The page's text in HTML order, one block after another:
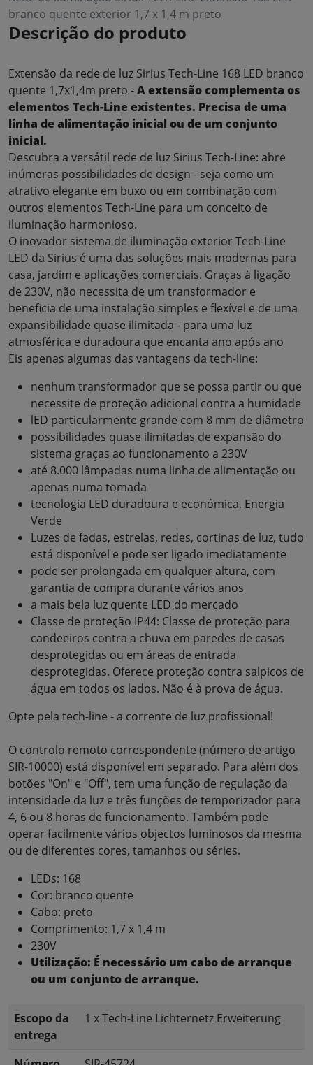
branco quente exterior 1,7 x 1,4 m preto
Descrição do produto
Extensão da rede de luz Sirius Tech-Line 168 LED branco
quente 1,7x1,4m preto -A extensão complementa os
elementos Tech-Line existentes. Precisa de uma
linha de alimentação inicial ou de um conjunto
inicial.
Descubra a versátil rede de luz Sirius Tech-Line: abre
inúmeras possibilidades de design - seja como um
atrativo elegante em buxo ou em combinação com
outros elementos Tech-Line para um conceito de
iluminação harmonioso.
O inovador sistema de iluminação exterior Tech-Line
LED da Sirius é uma das soluções mais modernas para
casa, jardim e aplicações comerciais. Graças à ligação
de 230V, não necessita de um transformador e
beneficia de uma instalação simples e flexível e de uma
expansibilidade quase ilimitada - para uma luz
atmosférica e duradoura que encanta ano após ano
Eis apenas algumas das vantagens da tech-line:
nenhum transformador que se possa partir ou que
necessite de proteção adicional contra a humidade
lED particularmente grande com 8 mm de diâmetro
possibilidades quase ilimitadas de expansão do
sistema graças ao funcionamento a 230V
até 8.000 lâmpadas numa linha de alimentação ou
apenas numa tomada
tecnologia LED duradoura e económica, Energia
Verde
Luzes de fadas, estrelas, redes, cortinas de luz, tudo
está disponível e pode ser ligado imediatamente
pode ser prolongada em qualquer altura, com
garantia de compra durante vários anos
a mais bela luz quente LED do mercado
Classe de proteção IP44: Classe de proteção para
candeeiros contra a chuva em paredes de casas
desprotegidas ou em áreas de entrada
desprotegidas. Oferece proteção contra salpicos de
água em todos os lados. Não é à prova de água.
Opte pela tech-line - a corrente de luz profissional!
O controlo remoto correspondente (número de artigo
SIR-10000) está disponível em separado. Para além dos
botões "On" e "Off", tem uma função de regulação da
intensidade da luz e três funções de temporizador para
4, 6 ou 8 horas de funcionamento. Também pode
operar facilmente vários objectos luminosos da mesma
ou de diferentes cores, tamanhos ou séries.
LEDs: 168
Cor: branco quente
Cabo: preto
Comprimento: 1,7 x 1,4 m
230V
Utilização: É necessário um cabo de arranque
ou um conjunto de arranque.
Escopo da
entrega
1 x Tech-Line Lichternetz Erweiterung